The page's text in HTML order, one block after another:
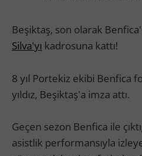
Beşiktaş, son olarak
Silva'yı kadrosuna kattı!
8 yıl Portekiz ekibi Benfica
yıldız, Beşiktaş'a imza attı.
Geçen sezon Benfica ile
asistlik performansıyla